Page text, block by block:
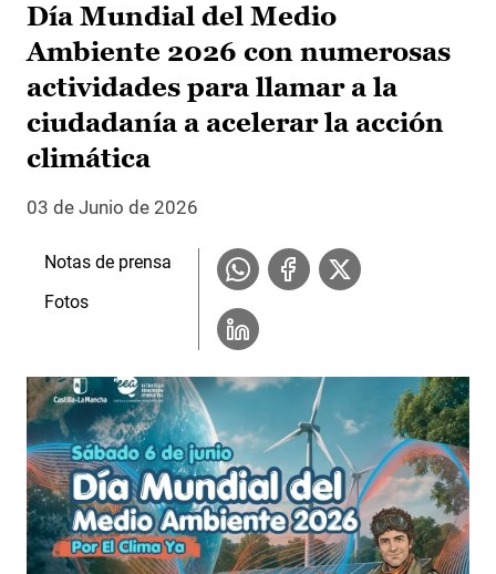
Día Mundial del Medio
Ambiente 2026 con numerosas
actividades para llamar a la
ciudadanía a acelerar la acción
climática
03 de Junio de 2026
Notas de prensa
Fotos